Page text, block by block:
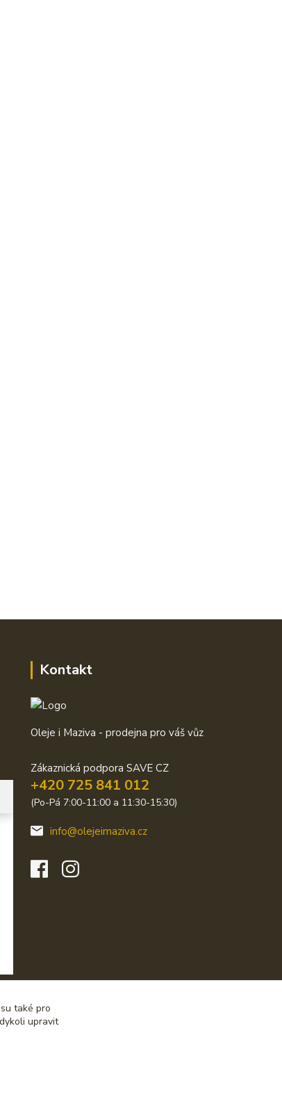
Kontakt
Oleje i Maziva - prodejna pro váš vůz
Zákaznická podpora SAVE CZ
+420 725 841 012
(Po-Pá 7:00-11:00 a 11:30-15:30)
info@olejeimaziva.cz
také pro
upravit